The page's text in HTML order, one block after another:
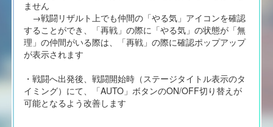
ません
→戦闘リザルト上でも仲間の「やる気」アイコンを確認
することができ、「再戦」の際に「やる気」の状態が「無
理」の仲間がいる際は、「再戦」の際に確認ポップアップ
が表示されます
・戦闘へ出発後、戦闘開始時（ステージタイトル表示のタ
イミング）にて、「AUTO」ボタンのON/OFF切り替えが
可能となるよう改善します